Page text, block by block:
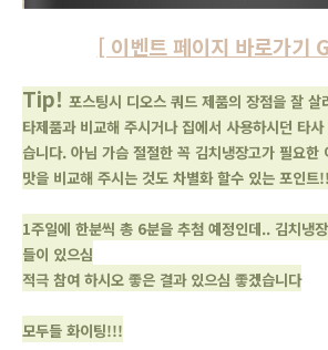
[ 이벤트 페이지 바로가기
Tip! 포스팅시 디오스 쿼드 제품의 장점을 잘 살
타제품과 비교해 주시거나 집에서 사용하시던 타
습니다. 아님 가슴 절절한 꼭 김치냉장고가 필요
맛을 비교해 주시는 것도 차별화 할수 있는 포인트!!
1주일에 한분씩 총 6분을 추첨 예정인데.. 김치냉
들이 있으심
적극 참여 하시오 좋은 결과 있으심 좋겠습니다
모두들 화이팅!!!